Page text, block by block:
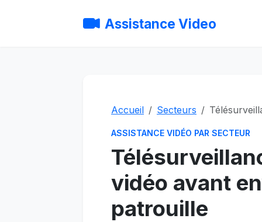
Assistance Video
Accueil Secteurs
ASSISTANCE VIDÉO PAR SECTEUR
vidéo avant
patrouille